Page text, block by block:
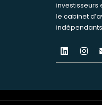
le cabinet
assister et
victimes